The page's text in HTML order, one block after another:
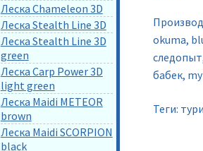
okuma,
бабек,
Теги:
Леска Chameleon 3D
Леска Stealth Line 3D
Леска Stealth Line 3D
green
Леска Carp Power 3D
light green
Леска Maidi METEOR
brown
Леска Maidi SCORPION
black